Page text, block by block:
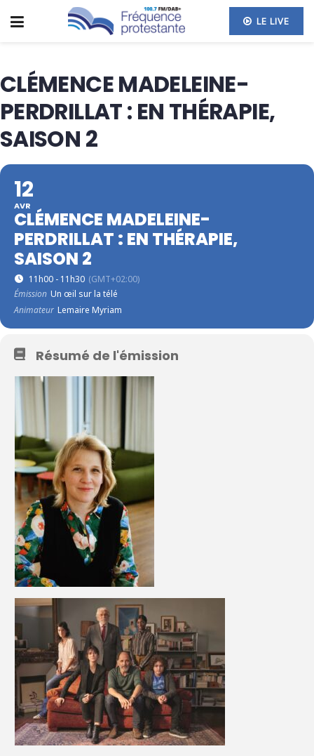
LE LIVE
CLÉMENCE MADELEINE-
PERDRILLAT : EN THÉRAPIE,
SAISON 2
12
AVR
CLÉMENCE MADELEINE-
PERDRILLAT : EN THÉRAPIE,
SAISON 2
11h00 - 11h30 (GMT+02:00)
Émission Un œil sur la télé
Animateur Lemaire Myriam
Résumé de l'émission